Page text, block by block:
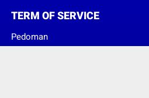
TERM OF SERVICE
Pedoman